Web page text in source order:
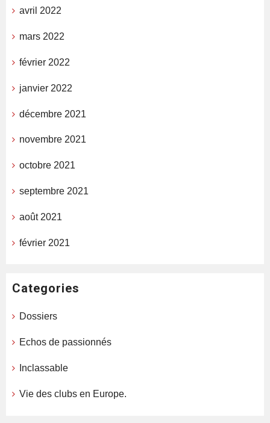
avril 2022
mars 2022
février 2022
janvier 2022
décembre 2021
novembre 2021
octobre 2021
septembre 2021
août 2021
février 2021
Categories
Dossiers
Echos de passionnés
Inclassable
Vie des clubs en Europe.